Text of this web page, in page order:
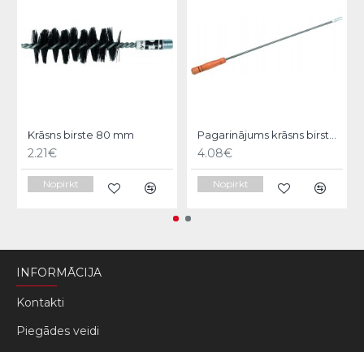
Krāsns birste 80 mm
2.21€
Nopirkt
Pagarinājums krāsns birstei 1000 mm
4.08€
Nopirkt
INFORMĀCIJA
Kontakti
Piegādes veidi